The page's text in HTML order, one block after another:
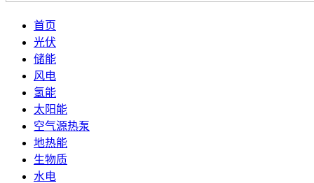
首页
光伏
储能
风电
氢能
太阳能
空气源热泵
地热能
生物质
水电